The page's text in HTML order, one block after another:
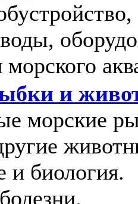
морского
и
морские
и биология.